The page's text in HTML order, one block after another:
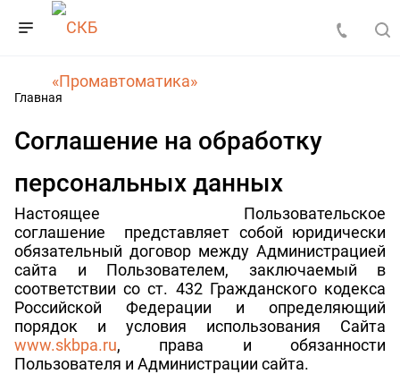
Главная
Соглашение на обработку
персональных данных
Настоящее Пользовательское
соглашение представляет собой юридически
обязательный договор между Администрацией
сайта и Пользователем, заключаемый в
соответствии со ст. 432 Гражданского кодекса
Российской Федерации и определяющий
порядок и условия использования Сайта
www.skbpa.ru, права и обязанности
Пользователя и Администрации сайта.